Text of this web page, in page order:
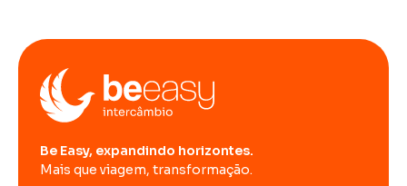
Be Easy, expandindo horizontes.
Mais que viagem, transformação.